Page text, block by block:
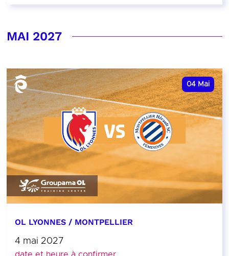
MAI 2027
04 Mai
OL LYONNES / MONTPELLIER
4 mai 2027